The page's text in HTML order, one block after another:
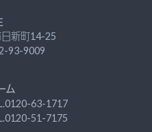
新町14-25
93-9009
ム
0120-63-1717
0120-51-7175